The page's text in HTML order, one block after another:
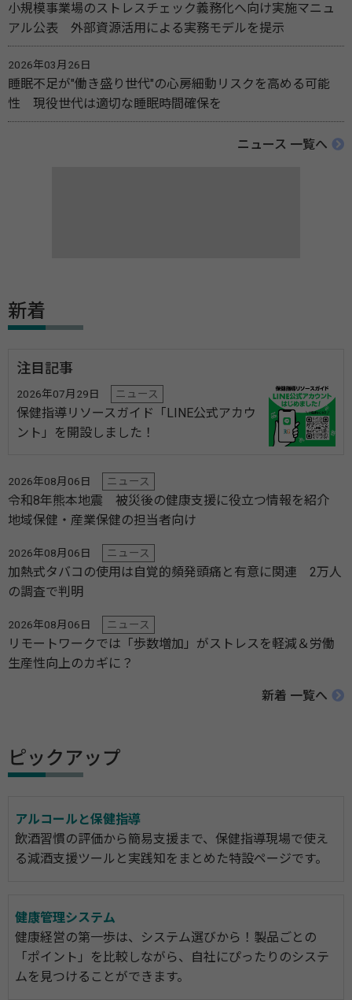
小規模事業場のストレスチェック義務化へ向け実施マニュ
アル公表 外部資源活用による実務モデルを提示
2026年03月26日
睡眠不足が"働き盛り世代"の心房細動リスクを高める可能
性 現役世代は適切な睡眠時間確保を
ニュース 一覧へ
新着
注目記事
2026年07月29日 ニュース
保健指導リソースガイド「LINE公式アカウ
ント」を開設しました！
2026年08月06日 ニュース
令和8年熊本地震 被災後の健康支援に役立つ情報を紹介
地域保健・産業保健の担当者向け
2026年08月06日 ニュース
加熱式タバコの使用は自覚的頻発頭痛と有意に関連 2万人
の調査で判明
2026年08月06日 ニュース
リモートワークでは「歩数増加」がストレスを軽減＆労働
生産性向上のカギに？
新着 一覧へ
ピックアップ
アルコールと保健指導
飲酒習慣の評価から簡易支援まで、保健指導現場で使え
る減酒支援ツールと実践知をまとめた特設ページです。
健康管理システム
健康経営の第一歩は、システム選びから！製品ごとの
「ポイント」を比較しながら、自社にぴったりのシステ
ムを見つけることができます。